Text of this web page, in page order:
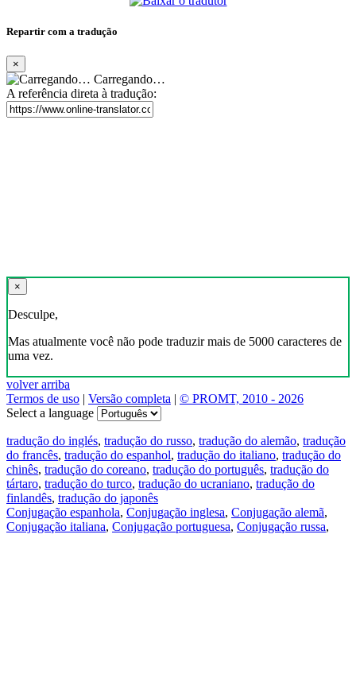
Repartir com a tradução
×
Carregando…
A referência direta à tradução:
×
Desculpe,
Mas atualmente você não pode traduzir mais de 5000 caracteres de
uma vez.
volver arriba
Termos de uso | Versão completa | © PROMT, 2010 - 2026
Select a language
tradução do inglés, tradução do russo, tradução do alemão, tradução
do francês, tradução do espanhol, tradução do italiano, tradução do
chinês, tradução do coreano, tradução do português, tradução do
tártaro, tradução do turco, tradução do ucraniano, tradução do
finlandês, tradução do japonês
Conjugação espanhola, Conjugação inglesa, Conjugação alemã,
Conjugação italiana, Conjugação portuguesa, Conjugação russa,